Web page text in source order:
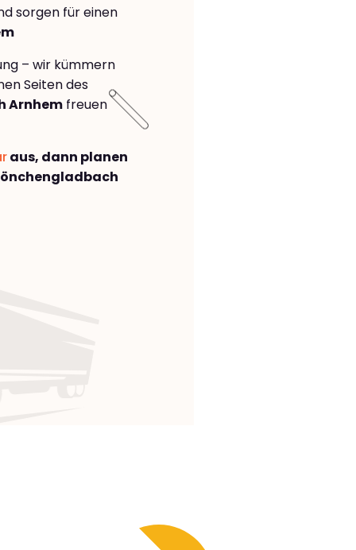
sorgen für einen
– wir kümmern
Seiten des
Arnhem freuen
aus, dann planen